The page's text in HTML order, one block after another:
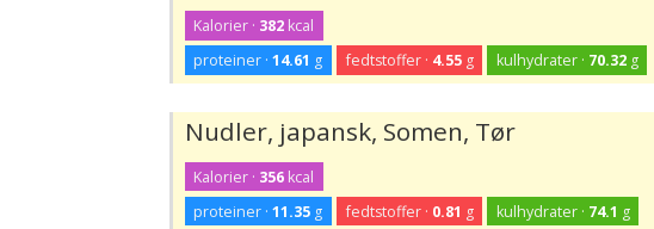
Kalorier · 382 kcal
proteiner ·14.61 g fedtstoffer · 4.55g kulhydrater · 70.32g
Nudler, japansk, Somen, Tør
Kalorier · 356 kcal
proteiner ·11.35 g fedtstoffer · 0.81 g kulhydrater · 74.1 g